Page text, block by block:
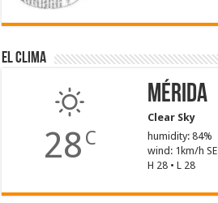
El Clima
28 C
Mérida
Clear Sky
humidity: 84%
wind: 1km/h SE
H 28 • L 28